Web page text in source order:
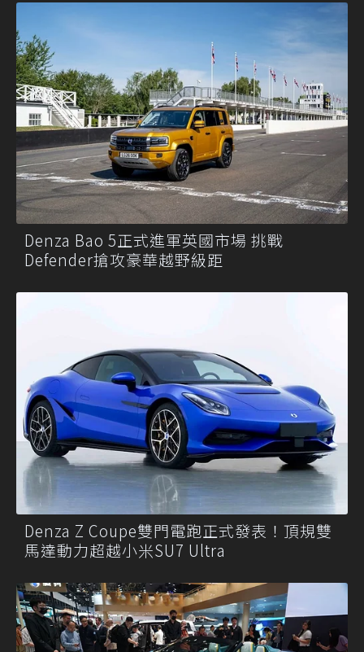
Denza Bao 5正式進軍英國市場 挑戰
Defender搶攻豪華越野級距
Denza Z Coupe雙門電跑正式發表！頂規雙
馬達動力超越小米SU7 Ultra